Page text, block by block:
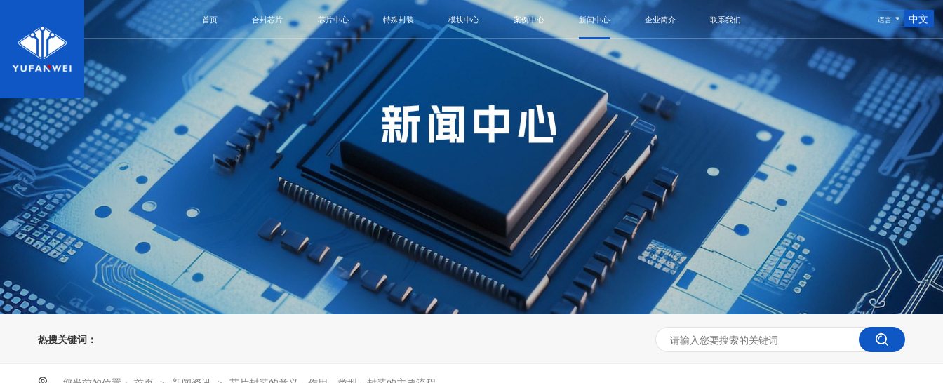
语言 中文
首页 合封芯片 芯片中心 特殊封装 模块中心 案例中心 新闻中心 企业简介 联系我们
热搜关键词：